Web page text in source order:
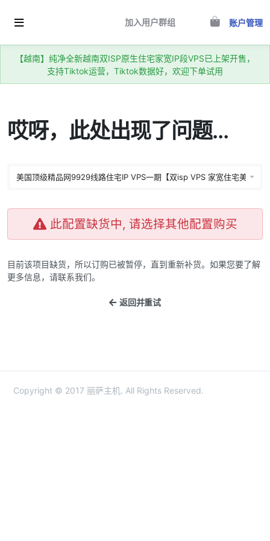
【越南】纯净全新越南双ISP原生住宅家宽IP段VPS已上架开售，
支持Tiktok运营，Tiktok数据好，欢迎下单试用
加入用户群组 账户管理
哎呀，此处出现了问题…
此配置缺货中, 请选择其他配置购买
目前该项目缺货，所以订购已被暂停，直到重新补货。如果您要了解
更多信息，请联系我们。
返回并重试
Copyright © 2017 丽萨主机. All Rights Reserved.